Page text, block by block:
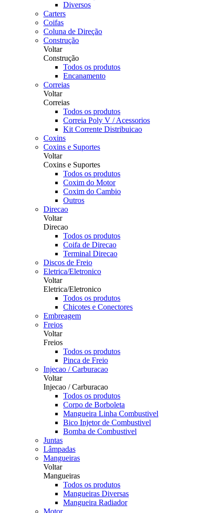
Diversos
Carters
Coifas
Coluna de Direção
Construção
Voltar
Construção
Todos os produtos
Encanamento
Correias
Voltar
Correias
Todos os produtos
Correia Poly V / Acessorios
Kit Corrente Distribuicao
Coxins
Coxins e Suportes
Voltar
Coxins e Suportes
Todos os produtos
Coxim do Motor
Coxim do Cambio
Outros
Direcao
Voltar
Direcao
Todos os produtos
Coifa de Direcao
Terminal Direcao
Discos de Freio
Eletrica/Eletronico
Voltar
Eletrica/Eletronico
Todos os produtos
Chicotes e Conectores
Embreagem
Freios
Voltar
Freios
Todos os produtos
Pinca de Freio
Injecao / Carburacao
Voltar
Injecao / Carburacao
Todos os produtos
Corpo de Borboleta
Mangueira Linha Combustivel
Bico Injetor de Combustivel
Bomba de Combustivel
Juntas
Lâmpadas
Mangueiras
Voltar
Mangueiras
Todos os produtos
Mangueiras Diversas
Mangueira Radiador
Motor